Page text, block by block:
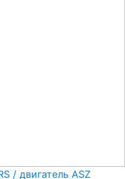
/ двигатель ASZ